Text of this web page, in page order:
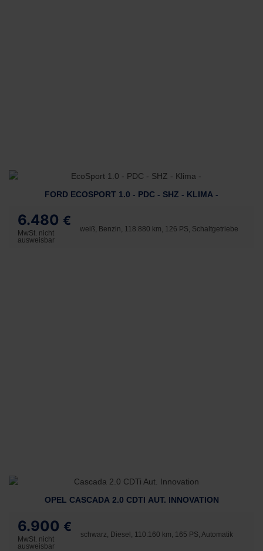
FORD ECOSPORT 1.0 - PDC - SHZ - KLIMA -
6.480 €
MwSt. nicht
ausweisbar
weiß, Benzin, 118.880 km, 126 PS, Schaltgetriebe
OPEL CASCADA 2.0 CDTI AUT. INNOVATION
6.900 €
MwSt. nicht
ausweisbar
schwarz, Diesel, 110.160 km, 165 PS, Automatik